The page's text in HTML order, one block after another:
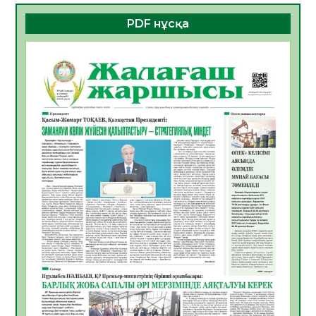
06.08.2026 31 0
ҚҰРЫЛТАЙ САЙЛАУЫ – БОЛАШАҚҚА
БАСТАР ЖАУАПТЫ ТАҢДАУ
06.08.2026
Инфекциялық ауруларға қарсы иммундау
жұмыстарының тиімділігі
06.08.2026
34
Көкжөтел ауруы туралы
06.08.2026
32
АПВ вакцинасы туралы мәлімет
06.08.2026
32
Open Air: Қызылорда облысы полиция
департаменті 20 мыңнан астам
көрерменнің қауіпсіздігін қамтамасыз етті
06.08.2026
42
PDF нұсқа